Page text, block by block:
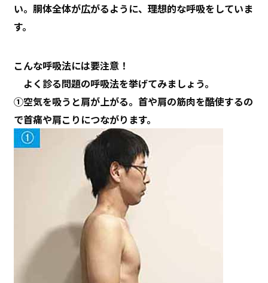
い。胴体全体が広がるように、理想的な呼吸をしていま
す。
こんな呼吸法には要注意！
よく診る問題の呼吸法を挙げてみましょう。
①空気を吸うと肩が上がる。首や肩の筋肉を酷使するの
で首痛や肩こりにつながります。